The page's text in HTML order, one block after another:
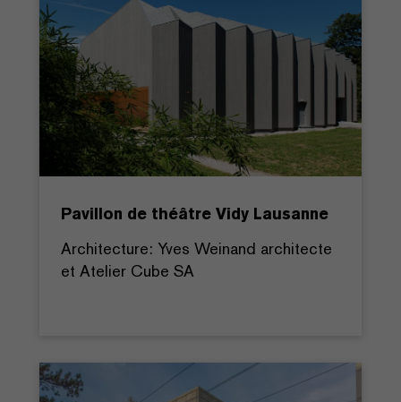
Pavillon de théâtre Vidy Lausanne
Architecture: Yves Weinand architecte
et Atelier Cube SA